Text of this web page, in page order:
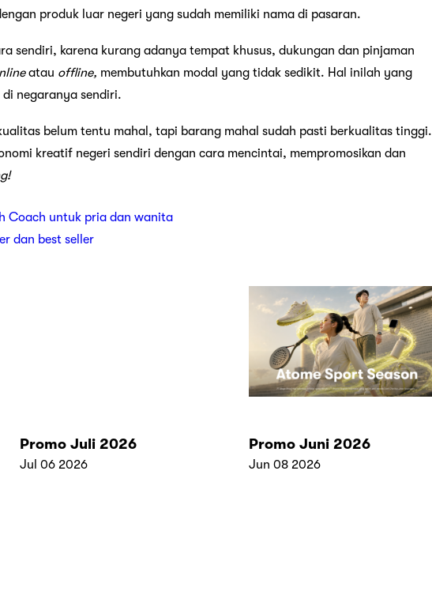
produk luar negeri yang sudah memiliki nama di pasaran.
sendiri, karena kurang adanya tempat khusus, dukungan dan pinjaman
atau offline, membutuhkan modal yang tidak sedikit. Hal inilah yang
negaranya sendiri.
belum tentu mahal, tapi barang mahal sudah pasti berkualitas tinggi.
kreatif negeri sendiri dengan cara mencintai, mempromosikan dan
Coach untuk pria dan wanita
dan best seller
Promo Juli 2026
Jul 06 2026
Promo Juni 2026
Jun 08 2026